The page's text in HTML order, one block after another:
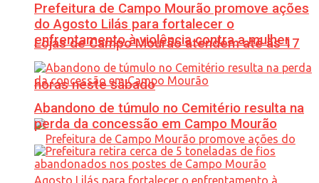
Lojas de Campo Mourão atendem até às 17
horas neste sábado
Prefeitura de Campo Mourão promove ações
do Agosto Lilás para fortalecer o
enfrentamento à violência contra a mulher
Abandono de túmulo no Cemitério resulta na
perda da concessão em Campo Mourão